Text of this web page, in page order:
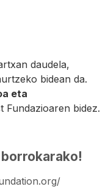
daudela,
bidean da.
eta
Fundazioaren bidez.